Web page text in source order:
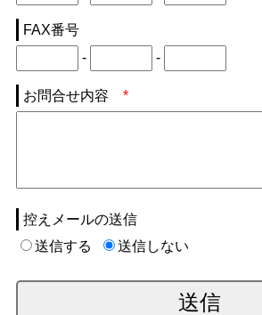
FAX番号
-
-
お問合せ内容 *
控えメールの送信
送信する
送信しない